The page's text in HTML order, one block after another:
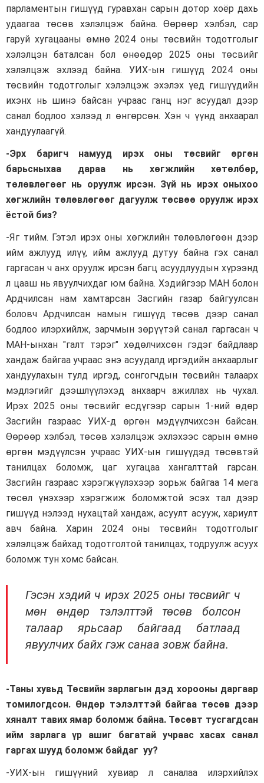
парламентын гишүүд гуравхан сарын дотор хоёр дахь
удаагаа төсөв хэлэлцэж байна. Өөрөөр хэлбэл, сар
гаруй хугацааны өмнө 2024 оны төсвийн тодотголыг
хэлэлцэн баталсан бол өнөөдөр 2025 оны төсвийг
хэлэлцэж эхлээд байна. УИХ-ын гишүүд 2024 оны
төсвийн тодотголыг хэлэлцэж эхэлэх үед гишүүдийн
ихэнх нь шинэ байсан учраас ганц нэг асуудал дээр
санал бодлоо хэлээд л өнгөрсөн. Хэн ч үүнд анхаарал
хандуулаагүй.
-Эрх баригч намууд ирэх оны төсвийг өргөн
барьсныхаа дараа нь хөгжлийн хөтөлбөр,
төлөвлөгөөг нь оруулж ирсэн. Зүй нь ирэх оныхоо
хөгжлийн төлөвлөгөөг дагуулж төсвөө оруулж ирэх
ёстой биз?
-Яг тийм. Гэтэл ирэх оны хөгжлийн төлөвлөгөөн дээр
ийм ажлууд илүү, ийм ажлууд дутуу байна гэх санал
гаргасан ч анх оруулж ирсэн багц асуудлуудын хүрээнд
л цааш нь явуулчихдаг юм байна. Хэдийгээр МАН болон
Ардчилсан нам хамтарсан Засгийн газар байгуулсан
боловч Ардчилсан намын гишүүд төсөв дээр санал
бодлоо илэрхийлж, зарчмын зөрүүтэй санал гаргасан ч
МАН-ынхан "галт тэрэг" хөдөлчихсөн гэдэг байдлаар
хандаж байгаа учраас энэ асуудалд иргэдийн анхаарлыг
хандуулахын тулд иргэд, сонгогчдын төсвийн талаарх
мэдлэгийг дээшлүүлэхэд анхаарч ажиллах нь чухал.
Ирэх 2025 оны төсвийг есдүгээр сарын 1-ний өдөр
Засгийн газраас УИХ-д өргөн мэдүүлчихсэн байсан.
Өөрөөр хэлбэл, төсөв хэлэлцэж эхлэхээс сарын өмнө
өргөн мэдүүлсэн учраас УИХ-ын гишүүдэд төсөвтэй
танилцах боломж, цаг хугацаа хангалттай гарсан.
Засгийн газраас хэрэгжүүлэхээр зорьж байгаа 14 мега
төсөл үнэхээр хэрэгжиж боломжтой эсэх тал дээр
гишүүд нэлээд нухацтай хандаж, асуулт асууж, хариулт
авч байна. Харин 2024 оны төсвийн тодотголыг
хэлэлцэж байхад тодотголтой танилцах, тодруулж асуух
боломж тун хомс байсан.
Гэсэн хэдий ч ирэх 2025 оны төсвийг ч
мөн өндөр тэлэлттэй төсөв болсон
талаар ярьсаар байгаад батлаад
явуулчих байх гэж санаа зовж байна.
-Таны хувьд Төсвийн зарлагын дэд хорооны даргаар
томилогдсон. Өндөр тэлэлттэй байгаа төсөв дээр
хяналт тавих ямар боломж байна. Төсөвт тусгагдсан
ийм зарлага үр ашиг багатай учраас хасах санал
гаргах шууд боломж байдаг уу?
-УИХ-ын гишүүний хувиар л саналаа илэрхийлэх